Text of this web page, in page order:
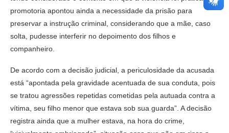
promotoria apontou ainda a necessidade da prisão para
preservar a instrução criminal, considerando que a mãe, caso
solta, pudesse interferir no depoimento dos filhos e
companheiro.
De acordo com a decisão judicial, a periculosidade da acusada
está “apontada pela gravidade acentuada de sua conduta, pois
se tratou agressões repetidas cometidas pela autuada contra a
vítima, seu filho menor que estava sob sua guarda”. A decisão
registra ainda que a mulher estava, na hora do crime,